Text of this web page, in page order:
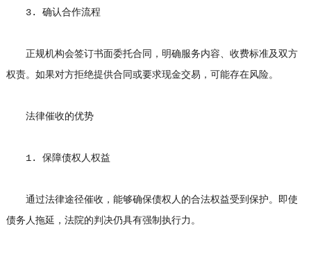
3. 确认合作流程
正规机构会签订书面委托合同，明确服务内容、收费标准及双方
权责。如果对方拒绝提供合同或要求现金交易，可能存在风险。
法律催收的优势
1. 保障债权人权益
通过法律途径催收，能够确保债权人的合法权益受到保护。即使
债务人拖延，法院的判决仍具有强制执行力。